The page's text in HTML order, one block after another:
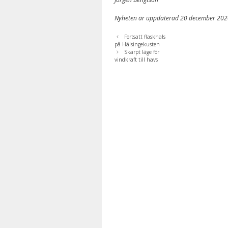
Nyheten är uppdaterad 20 december
Fortsatt flaskhals
på Hälsingekusten
Skarpt läge för
vindkraft till havs